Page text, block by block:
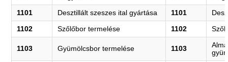
1101 Desztillált szeszes ital gyártása 1101
1102 Szőlőbor termelése 1102
1103 Gyümölcsbor termelése 1103